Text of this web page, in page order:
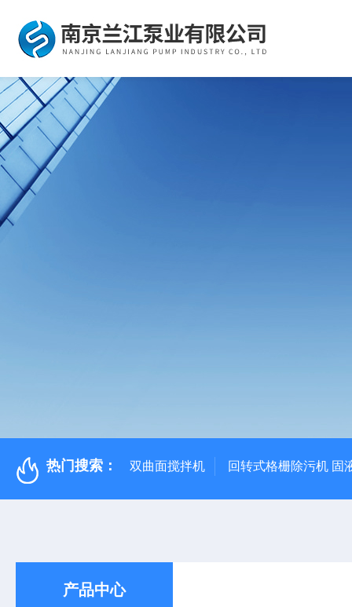
热门搜索： 双曲面搅拌机 回转式格栅除污机 固
产品中心